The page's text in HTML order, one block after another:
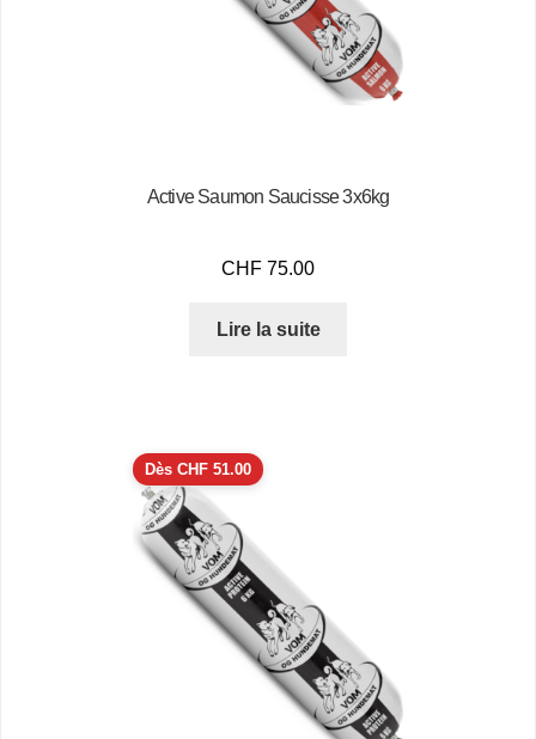
Active Saumon Saucisse 3x6kg
CHF 75.00
Lire la suite
Dès CHF 51.00